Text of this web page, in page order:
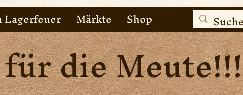
Lagerfeuer Märkte Shop
die Meute!!!